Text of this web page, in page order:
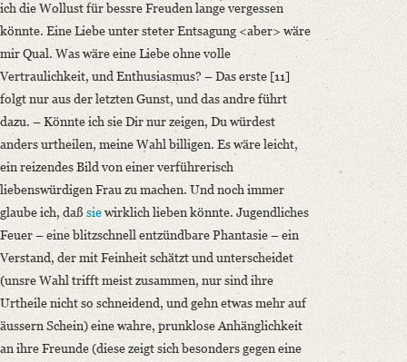
ich die Wollust für bessre Freuden lange vergessen
könnte. Eine Liebe unter steter Entsagung <aber> wäre
mir Qual. Was wäre eine Liebe ohne volle
Vertraulichkeit, und Enthusiasmus? – Das erste [11]
folgt nur aus der letzten Gunst, und das andre führt
dazu. – Könnte ich sie Dir nur zeigen, Du würdest
anders urtheilen, meine Wahl billigen. Es wäre leicht,
ein reizendes Bild von einer verführerisch
liebenswürdigen Frau zu machen. Und noch immer
glaube ich, daß siewirklich lieben könnte. Jugendliches
Feuer – eine blitzschnell entzündbare Phantasie – ein
Verstand, der mit Feinheit schätzt und unterscheidet
(unsre Wahl trifft meist zusammen, nur sind ihre
Urtheile nicht so schneidend, und gehn etwas mehr auf
äussern Schein) eine wahre, prunklose Anhänglichkeit
an ihre Freunde (diese zeigt sich besonders gegen eine